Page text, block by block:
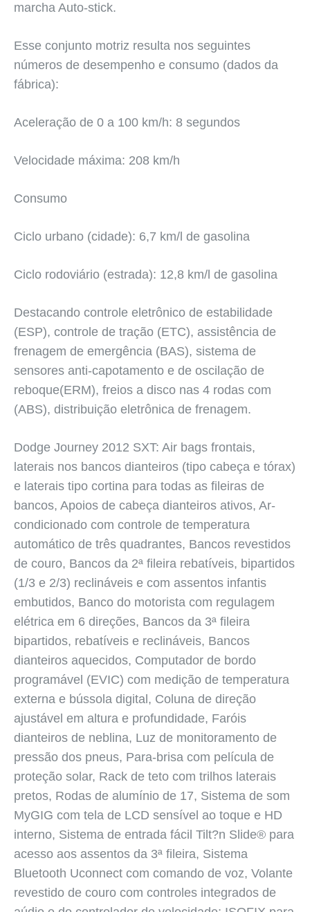
marcha Auto-stick.
Esse conjunto motriz resulta nos seguintes
números de desempenho e consumo (dados da
fábrica):
Aceleração de 0 a 100 km/h: 8 segundos
Velocidade máxima: 208 km/h
Consumo
Ciclo urbano (cidade): 6,7 km/l de gasolina
Ciclo rodoviário (estrada): 12,8 km/l de gasolina
Destacando controle eletrônico de estabilidade
(ESP), controle de tração (ETC), assistência de
frenagem de emergência (BAS), sistema de
sensores anti-capotamento e de oscilação de
reboque(ERM), freios a disco nas 4 rodas com
(ABS), distribuição eletrônica de frenagem.
Dodge Journey 2012 SXT: Air bags frontais,
laterais nos bancos dianteiros (tipo cabeça e tórax)
e laterais tipo cortina para todas as fileiras de
bancos, Apoios de cabeça dianteiros ativos, Ar-
condicionado com controle de temperatura
automático de três quadrantes, Bancos revestidos
de couro, Bancos da 2ª fileira rebatíveis, bipartidos
(1/3 e 2/3) reclináveis e com assentos infantis
embutidos, Banco do motorista com regulagem
elétrica em 6 direções, Bancos da 3ª fileira
bipartidos, rebatíveis e reclináveis, Bancos
dianteiros aquecidos, Computador de bordo
programável (EVIC) com medição de temperatura
externa e bússola digital, Coluna de direção
ajustável em altura e profundidade, Faróis
dianteiros de neblina, Luz de monitoramento de
pressão dos pneus, Para-brisa com película de
proteção solar, Rack de teto com trilhos laterais
pretos, Rodas de alumínio de 17, Sistema de som
MyGIG com tela de LCD sensível ao toque e HD
interno, Sistema de entrada fácil Tilt?n Slide® para
acesso aos assentos da 3ª fileira, Sistema
Bluetooth Uconnect com comando de voz, Volante
revestido de couro com controles integrados de